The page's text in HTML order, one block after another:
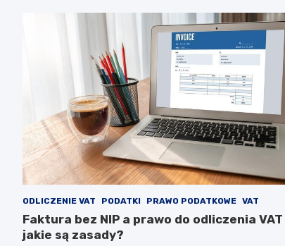
ODLICZENIE VAT PODATKI PRAWO PODATKOWE VAT
Faktura bez NIP a prawo do odliczenia VAT
jakie są zasady?